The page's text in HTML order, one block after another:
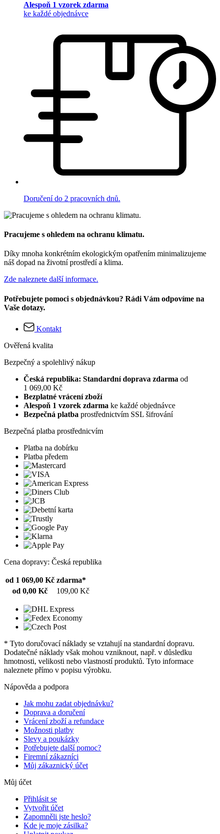
Alespoň 1 vzorek zdarma
ke každé objednávce
Doručení do 2 pracovních dnů.
Pracujeme s ohledem na ochranu klimatu.
Díky mnoha konkrétním ekologickým opatřením minimalizujeme
náš dopad na životní prostředí a klima.
Zde naleznete další informace.
Potřebujete pomoci s objednávkou? Rádi Vám odpovíme na
Vaše dotazy.
Kontakt
Ověřená kvalita
Bezpečný a spolehlivý nákup
Česká republika: Standardní doprava zdarma od
1 069,00 Kč
Bezplatné vrácení zboží
Alespoň 1 vzorek zdarma ke každé objednávce
Bezpečná platba prostřednictvím SSL šifrování
Bezpečná platba prostřednicvím
Platba na dobírku
Platba předem
Cena dopravy: Česká republika
od 1 069,00 Kč zdarma*
od 0,00 Kč
109,00 Kč
* Tyto doručovací náklady se vztahují na standardní dopravu.
Dodatečné náklady však mohou vzniknout, např. v důsledku
hmotnosti, velikosti nebo vlastností produktů. Tyto informace
naleznete přímo v popisu výrobku.
Nápověda a podpora
Jak mohu zadat objednávku?
Doprava a doručení
Vrácení zboží a refundace
Možnosti platby
Slevy a poukázky
Potřebujete další pomoc?
Firemní zákazníci
Můj zákaznický účet
Můj účet
Přihlásit se
Vytvořit účet
Zapomněli jste heslo?
Kde je moje zásilka?